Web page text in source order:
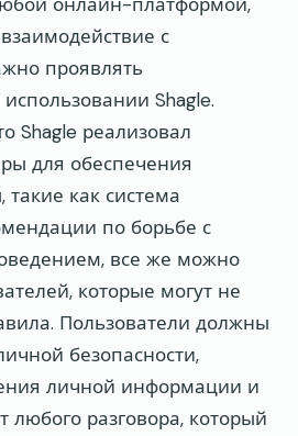
с
проявлять
Shagle.
Shagle реализовал
для обеспечения
такие как система
по борьбе с
все же можно
которые могут не
Пользователи должны
безопасности,
личной информации и
любого разговора, который